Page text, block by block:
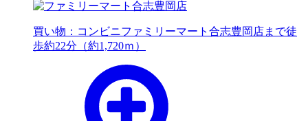
買い物：コンビニファミリーマート合志豊岡店まで徒
歩約22分（約1,720ｍ）